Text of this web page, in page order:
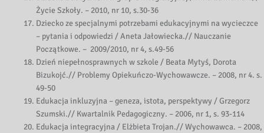
Życie Szkoły. – 2010, nr 10, s.30-36
Dziecko ze specjalnymi potrzebami edukacyjnymi na wycieczce
– pytania i odpowiedzi / Aneta Jałowiecka.// Nauczanie
Początkowe. – 2009/2010, nr 4, s.49-56
Dzień niepełnosprawnych w szkole / Beata Mytyś, Dorota
Bizukojć.// Problemy Opiekuńczo-Wychowawcze. – 2008, nr 4. s.
49-50
Edukacja inkluzyjna – geneza, istota, perspektywy / Grzegorz
Szumski.// Kwartalnik Pedagogiczny. – 2006, nr 1, s. 93-114
Edukacja integracyjna / Elżbieta Trojan.// Wychowawca. – 2008,